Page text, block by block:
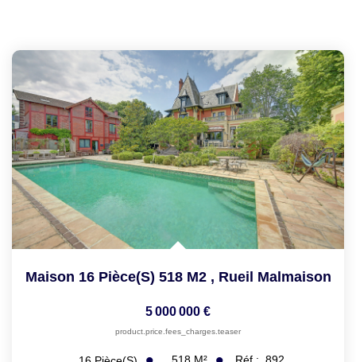
Maison 16 Pièce(s) 518 M2 , Rueil Malmaison
5 000 000 €
product.price.fees_charges.teaser
518 M² Réf : 892